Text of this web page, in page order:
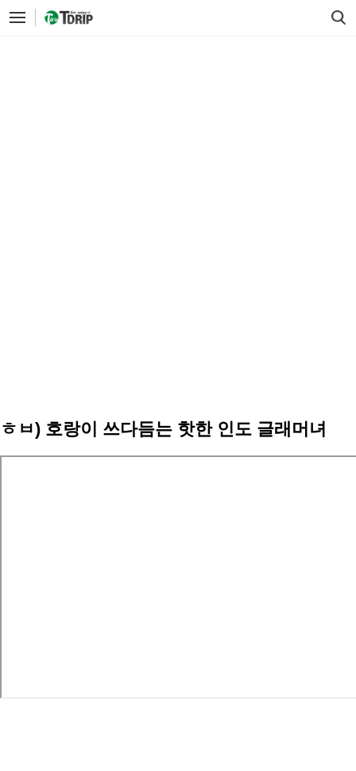
ㅎㅂ) 호랑이 쓰다듬는 핫한 인도 글래머녀